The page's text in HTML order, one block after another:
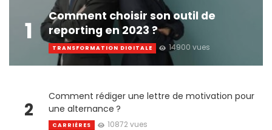
1
Comment choisir son outil de
reporting en 2023 ?
TRANSFORMATION DIGITALE 14900 vues
2
Comment rédiger une lettre de motivation pour
une alternance ?
CARRIÈRES 10872 vues